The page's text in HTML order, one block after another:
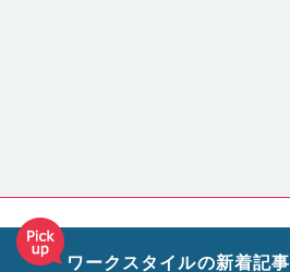
ワークスタイルの新着記事